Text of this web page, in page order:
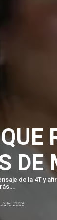
DE
de la 4T y
2026